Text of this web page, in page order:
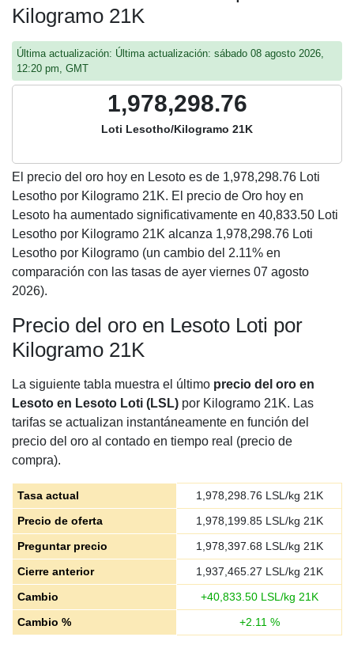
Kilogramo 21K
Última actualización: Última actualización: sábado 08 agosto 2026,
12:20 pm, GMT
1,978,298.76
Loti Lesotho/Kilogramo 21K
El precio del oro hoy en Lesoto es de 1,978,298.76 Loti
Lesotho por Kilogramo 21K. El precio de Oro hoy en
Lesoto ha aumentado significativamente en 40,833.50 Loti
Lesotho por Kilogramo 21K alcanza 1,978,298.76 Loti
Lesotho por Kilogramo (un cambio del 2.11% en
comparación con las tasas de ayer viernes 07 agosto
2026).
Precio del oro en Lesoto Loti por
Kilogramo 21K
La siguiente tabla muestra el último precio del oro en
Lesoto en Lesoto Loti (LSL) por Kilogramo 21K. Las
tarifas se actualizan instantáneamente en función del
precio del oro al contado en tiempo real (precio de
compra).
Tasa actual 1,978,298.76 LSL/kg 21K
Precio de oferta
1,978,199.85LSL/kg 21K
Preguntar precio
1,978,397.68 LSL/kg 21K
Cierre anterior
1,937,465.27 LSL/kg 21K
Cambio
+40,833.50LSL/kg 21K
Cambio %
+2.11 %